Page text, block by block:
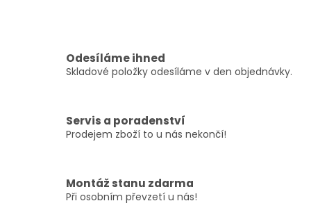
Odesíláme ihned
Skladové položky odesíláme v den objednávky.
Servis a poradenství
Prodejem zboží to u nás nekončí!
Montáž stanu zdarma
Při osobním převzetí u nás!